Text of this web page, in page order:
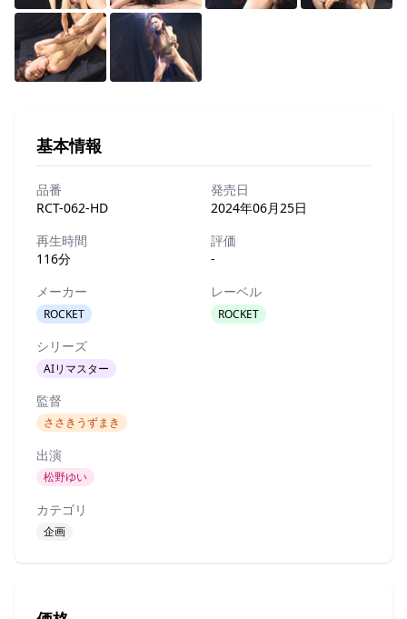
基本情報
品番
RCT-062-HD
発売日
2024年06月25日
再生時間
116分
評価
-
メーカー
ROCKET
レーベル
ROCKET
シリーズ
AIリマスター
監督
ささきうずまき
出演
松野ゆい
カテゴリ
企画